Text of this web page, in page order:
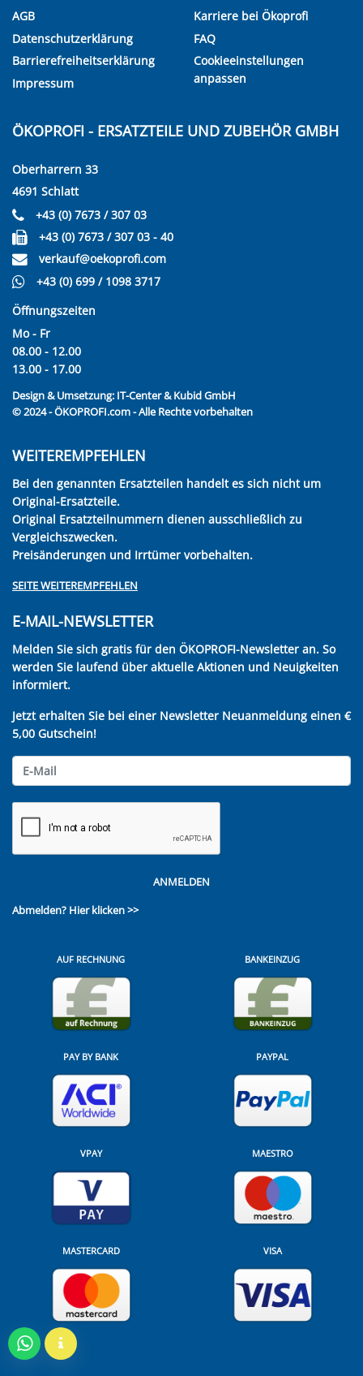
AGB
Datenschutzerklärung
Barrierefreiheitserklärung
Impressum
Karriere bei Ökoprofi
FAQ
Cookieeinstellungen
anpassen
ÖKOPROFI - ERSATZTEILE UND ZUBEHÖR GMBH
Oberharrern 33
4691 Schlatt
+43 (0) 7673 / 307 03
+43 (0) 7673 / 307 03 - 40
verkauf@oekoprofi.com
+43 (0) 699 / 1098 3717
Öffnungszeiten
Mo - Fr
08.00 - 12.00
13.00 - 17.00
Design & Umsetzung: IT-Center & Kubid GmbH
© 2024 - ÖKOPROFI.com - Alle Rechte vorbehalten
WEITEREMPFEHLEN
Bei den genannten Ersatzteilen handelt es sich nicht um
Original-Ersatzteile.
Original Ersatzteilnummern dienen ausschließlich zu
Vergleichszwecken.
Preisänderungen und Irrtümer vorbehalten.
SEITE WEITEREMPFEHLEN
E-MAIL-NEWSLETTER
Melden Sie sich gratis für den ÖKOPROFI-Newsletter an. So
werden Sie laufend über aktuelle Aktionen und Neuigkeiten
informiert.
Jetzt erhalten Sie bei einer Newsletter Neuanmeldung einen €
5,00 Gutschein!
ANMELDEN
Abmelden? Hier klicken >>
AUF RECHNUNG BANKEINZUG
PAY BY BANK PAYPAL
VPAY MAESTRO
MASTERCARD VISA